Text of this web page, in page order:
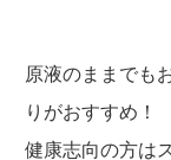
原液のままでも
りがおすすめ！
健康志向の方は